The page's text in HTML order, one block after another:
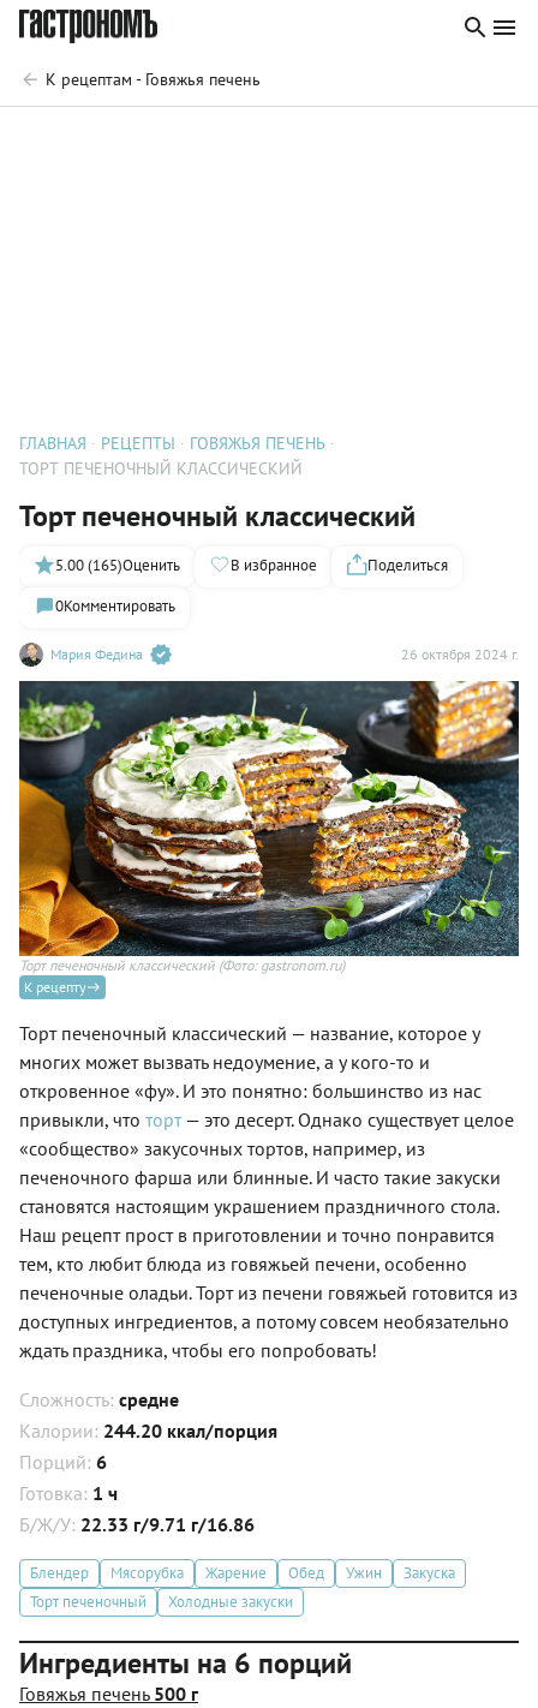
К рецептам - Говяжья печень
ГЛАВНАЯ РЕЦЕПТЫ
ГОВЯЖЬЯ ПЕЧЕНЬ
ТОРТ ПЕЧЕНОЧНЫЙ КЛАССИЧЕСКИЙ
Торт печеночный классический
Мария Федина 26 октября 2024 г.
5.00 (165)Оценить В избранное
Поделиться
0Комментировать
Торт печеночный классический (Фото: gastronom.ru)
К рецепту
Торт печеночный классический — название, которое у
многих может вызвать недоумение, а у кого-то и
откровенное «фу». И это понятно: большинство из нас
привыкли, что торт— это десерт. Однако существует целое
«сообщество» закусочных тортов, например, из
печеночного фарша или блинные. И часто такие закуски
становятся настоящим украшением праздничного стола.
Наш рецепт прост в приготовлении и точно понравится
тем, кто любит блюда из говяжьей печени, особенно
печеночные оладьи. Торт из печени говяжьей готовится из
доступных ингредиентов, а потому совсем необязательно
ждать праздника, чтобы его попробовать!
Сложность: средне
Калории: 244.20 ккал/порция
Порций: 6
Готовка: 1 ч
Б/Ж/У: 22.33 г/9.71 г/16.86
Блендер Мясорубка Жарение Обед Ужин
Закуска
Торт печеночный
Холодные закуски
Ингредиенты на 6 порций
Говяжья печень 500 г